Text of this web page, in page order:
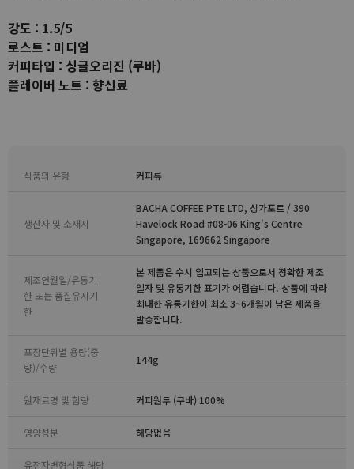
강도 : 1.5/5
로스트 : 미디엄
커피타입 : 싱글오리진 (쿠바)
플레이버 노트 : 향신료
식품의 유형 커피류
생산자 및 소재지
BACHA COFFEE PTE LTD, 싱가포르 / 390
Havelock Road #08-06 King's Centre
Singapore, 169662 Singapore
제조연월일/유통기
한 또는 품질유지기
한
본 제품은 수시 입고되는 상품으로서 정확한 제조
일자 및 유통기한 표기가 어렵습니다. 상품에 따라
최대한 유통기한이 최소 3~6개월이 남은 제품을
발송합니다.
포장단위별 용량(중
량)/수량
144g
원재료명 및 함량 커피원두 (쿠바) 100%
영양성분 해당없음
유전자변형식품 해당